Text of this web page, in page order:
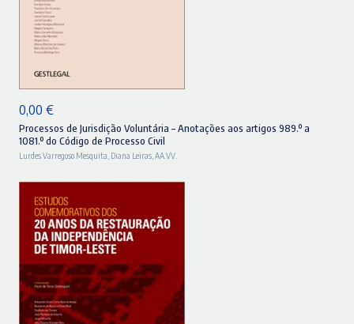
0,00 €
Processos de Jurisdição Voluntária – Anotações aos artigos 989.º a
1081.º do Código de Processo Civil
Lurdes Varregoso Mesquita Diana Leiras AA.VV.